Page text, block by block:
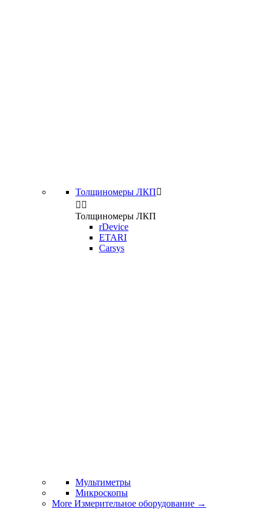
Толщиномеры ЛКП
 
Толщиномеры ЛКП
rDevice
ETARI
Carsys
Мультиметры
Микроскопы
More Измерительное оборудование →